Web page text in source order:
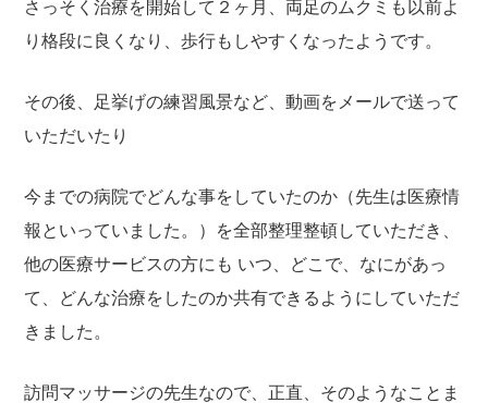
さっそく治療を開始して２ヶ月、両足のムクミも以前よ
り格段に良くなり、歩行もしやすくなったようです。
その後、足挙げの練習風景など、動画をメールで送って
いただいたり
今までの病院でどんな事をしていたのか（先生は医療情
報といっていました。）を全部整理整頓していただき、
他の医療サービスの方にも いつ、どこで、なにがあっ
て、どんな治療をしたのか共有できるようにしていただ
きました。
訪問マッサージの先生なので、正直、そのようなことま